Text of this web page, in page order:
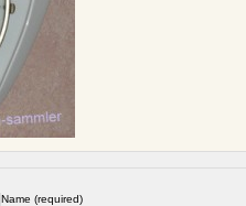
Name (required)